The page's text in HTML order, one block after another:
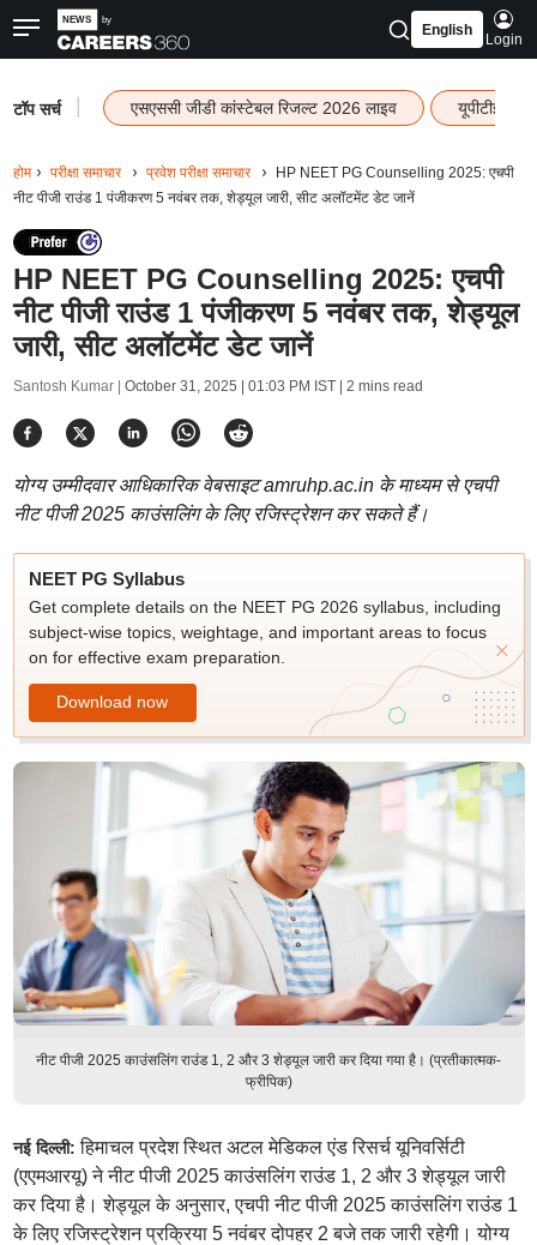
English
Login
टॉप सर्च एसएससी जीडी कांस्टेबल रिजल्ट 2026 लाइव यूपीटीईटी
होम परीक्षा समाचार प्रवेश परीक्षा समाचार
HP NEET PG Counselling 2025: एचपी
नीट पीजी राउंड 1 पंजीकरण 5 नवंबर तक, शेड्यूल जारी, सीट अलॉटमेंट डेट जानें
HP NEET PG Counselling 2025: एचपी
नीट पीजी राउंड 1 पंजीकरण 5 नवंबर तक, शेड्यूल
जारी, सीट अलॉटमेंट डेट जानें
Santosh Kumar | October 31, 2025 | 01:03 PM IST| 2 mins read
योग्य उम्मीदवार आधिकारिक वेबसाइट amruhp.ac.in के माध्यम से एचपी
नीट पीजी 2025 काउंसलिंग के लिए रजिस्ट्रेशन कर सकते हैं।
NEET PG Syllabus
Get complete details on the NEET PG 2026 syllabus, including
subject-wise topics, weightage, and important areas to focus
on for effective exam preparation.
Download now
नीट पीजी 2025 काउंसलिंग राउंड 1, 2 और 3 शेड्यूल जारी कर दिया गया है। (प्रतीकात्मक-
फ्रीपिक)
नई दिल्ली: हिमाचल प्रदेश स्थित अटल मेडिकल एंड रिसर्च यूनिवर्सिटी
(एएमआरयू) ने नीट पीजी 2025 काउंसलिंग राउंड 1, 2 और 3 शेड्यूल जारी
कर दिया है। शेड्यूल के अनुसार, एचपी नीट पीजी 2025 काउंसलिंग राउंड 1
के लिए रजिस्ट्रेशन प्रक्रिया 5 नवंबर दोपहर 2 बजे तक जारी रहेगी। योग्य